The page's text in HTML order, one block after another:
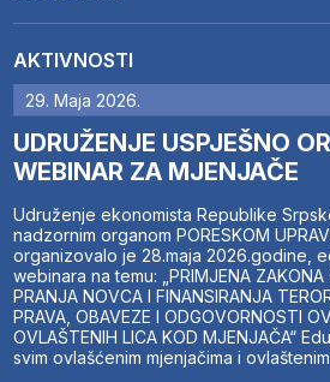
AKTIVNOSTI
29. Maja 2026.
UDRUŽENJE USPJEŠNO
WEBINAR ZA MJENJAČE
Udruženje ekonomista Republike
nadzornim organom PORESKOM
organizovalo je 28.maja 2026.godine,
webinara na temu: „PRIMJENA ZAKONA
PRANJA NOVCA I FINANSIRANJA
PRAVA, OBAVEZE I ODGOVORNOSTI
OVLAŠTENIH LICA KOD MJENJAČA“
svim ovlašćenim mjenjačima i